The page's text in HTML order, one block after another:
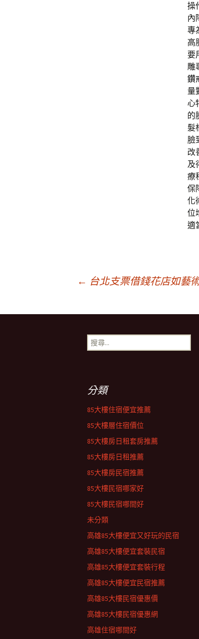
操
內
專
高
要
雕
鑽
量
心
的
髮
臉
改
及
療
保
化
位
適
章
← 台北支票借錢花店如藝
搜
尋
分類
85大樓住宿便宜推薦
85大樓層住宿價位
85大樓房日租套房推薦
85大樓房日租推薦
85大樓房民宿推薦
85大樓民宿哪家好
85大樓民宿哪間好
未分類
高雄85大樓便宜又好玩的民宿
高雄85大樓便宜套裝民宿
高雄85大樓便宜套裝行程
高雄85大樓便宜民宿推薦
高雄85大樓民宿優惠價
高雄85大樓民宿優惠網
高雄住宿哪間好